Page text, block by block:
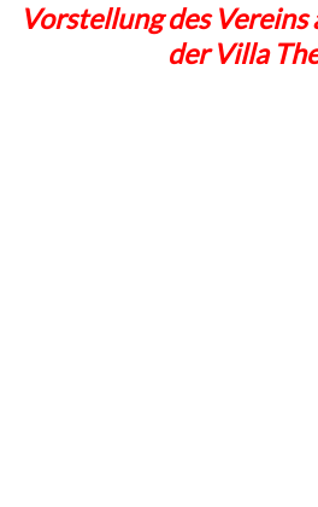
Vorstellung des Vereins
der Villa